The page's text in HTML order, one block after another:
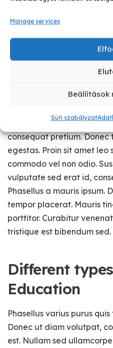
Manage services
Beállítások
Süti szabályzat
In molestie tincidunt nisl,
consequat pretium.
egestas. Proin sit amet
commodo vel non odio.
vulputate sed erat id,
Phasellus a mauris ipsum.
tempor placerat. Mauris
porttitor. Curabitur
tristique est bibendum sed.
Different
Education
Phasellus varius purus
Donec ut diam volutpat,
est. Nullam sed